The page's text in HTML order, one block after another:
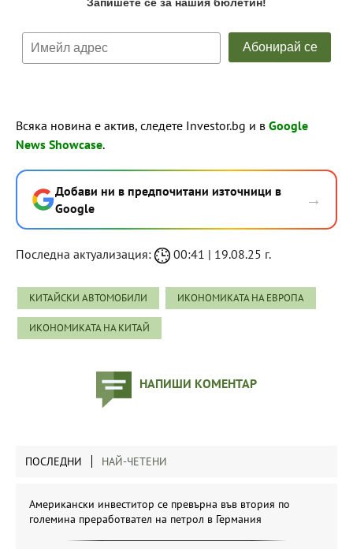
Всяка новина е актив, следете Investor.bg и в Google
News Showcase.
Добави ни в предпочитани източници в
Google
→
Последна актуализация: 00:41 | 19.08.25 г.
КИТАЙСКИ АВТОМОБИЛИ ИКОНОМИКАТА НА ЕВРОПА
ИКОНОМИКАТА НА КИТАЙ
НАПИШИ КОМЕНТАР
ПОСЛЕДНИ НАЙ-ЧЕТЕНИ
Американски инвеститор се превърна във втория по
големина преработвател на петрол в Германия